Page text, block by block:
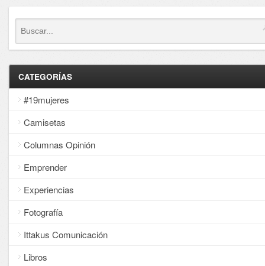
CATEGORÍAS
#19mujeres
Camisetas
Columnas Opinión
Emprender
Experiencias
Fotografía
Ittakus Comunicación
Libros